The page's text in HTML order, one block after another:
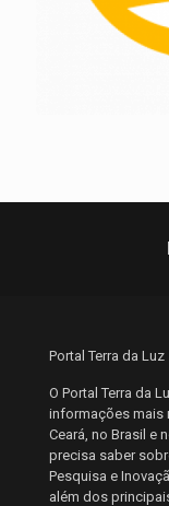
Portal Terra da Luz
O Portal Terra da
informações mais
Ceará, no Brasil e
precisa saber
Pesquisa e
além dos